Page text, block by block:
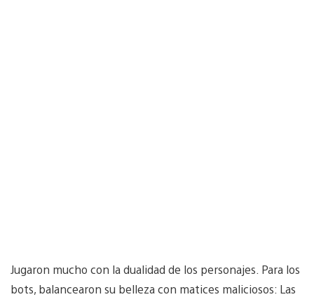
Jugaron mucho con la dualidad de los personajes. Para los
bots, balancearon su belleza con matices maliciosos: Las